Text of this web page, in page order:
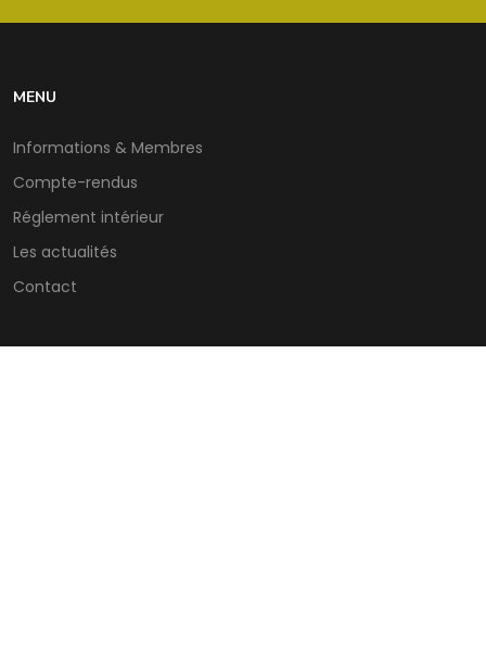
MENU
Informations & Membres
Compte-rendus
Réglement intérieur
Les actualités
Contact
CONTACTS